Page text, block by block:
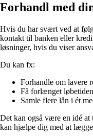
Forhandl med
Hvis du har svært ved at
kontakt til banken eller
løsninger, hvis du viser
Du kan fx:
Forhandle om lavere
Få forlænget
Samle flere lån i ét
Det kan også være en idé
kan hjælpe dig med at